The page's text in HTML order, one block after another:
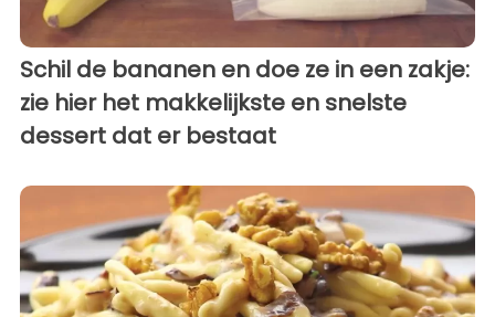
Schil de bananen en doe ze in een zakje:
zie hier het makkelijkste en snelste
dessert dat er bestaat